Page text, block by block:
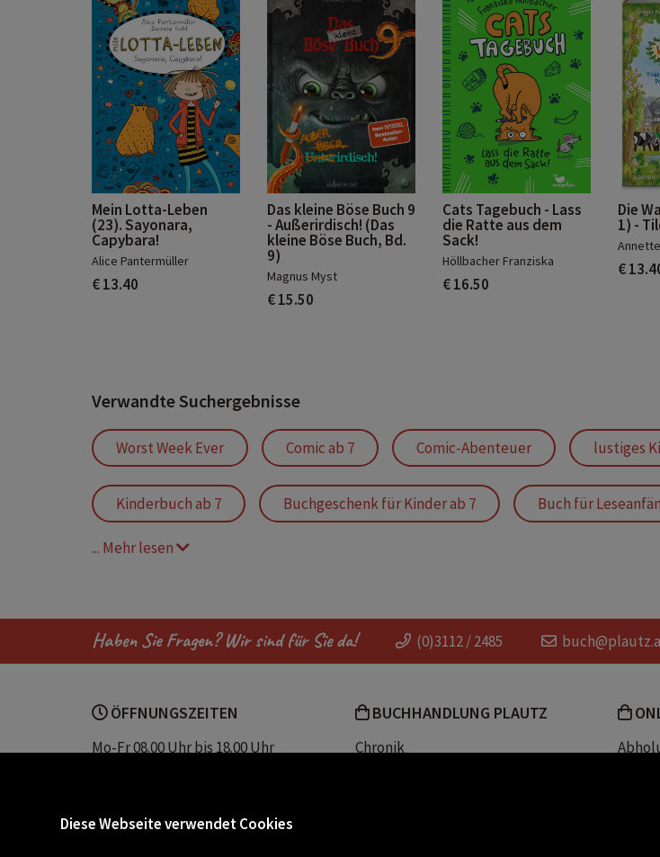
Mein Lotta-Leben
(23). Sayonara,
Capybara!
Alice Pantermüller
€ 13.40
Das kleine Böse Buch 9
- Außerirdisch! (Das
kleine Böse Buch, Bd.
9)
Magnus Myst
€ 15.50
Cats Tagebuch - Lass
die Ratte aus dem
Sack!
Höllbacher Franziska
€ 16.50
Die
1) -
€
Verwandte Suchergebnisse
Worst Week Ever Comic ab 7 Comic-Abenteuer lustiges
Kinderbuch ab 7 Buchgeschenk für Kinder ab 7 Buch für
Bücher für Lesemuffel
bücher zum lachen witzige bücher für kinder Haustiere
Geschenk für die 2. Klasse verrückte
... Mehr lesen
Haben Sie Fragen? Wir sind für Sie da! (0)3112 / 2485
ÖFFNUNGSZEITEN
Mo-Fr 08.00 Uhr bis 18.00 Uhr
Sparkassenplatz 2
BUCHHANDLUNG PLAUTZ
Chronik
Diese Webseite verwendet Cookies